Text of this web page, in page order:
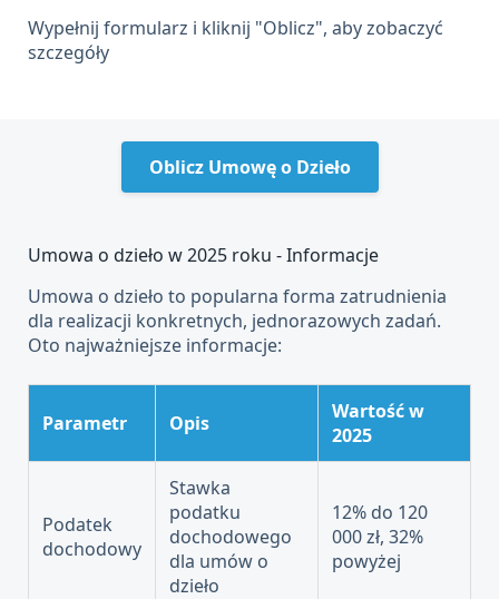
Wypełnij formularz i kliknij "Oblicz", aby zobaczyć
szczegóły
Oblicz Umowę o Dzieło
Umowa o dzieło w 2025 roku - Informacje
Umowa o dzieło to popularna forma zatrudnienia
dla realizacji konkretnych, jednorazowych zadań.
Oto najważniejsze informacje:
Parametr Opis
Wartość w
2025
Podatek
dochodowy
Stawka
podatku
dochodowego
dla umów o
dzieło
12% do 120
000 zł, 32%
powyżej